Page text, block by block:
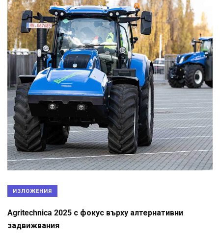
ИЗЛОЖЕНИЯ
Agritechnica 2025 с фокус върху алтернативни
задвижвания